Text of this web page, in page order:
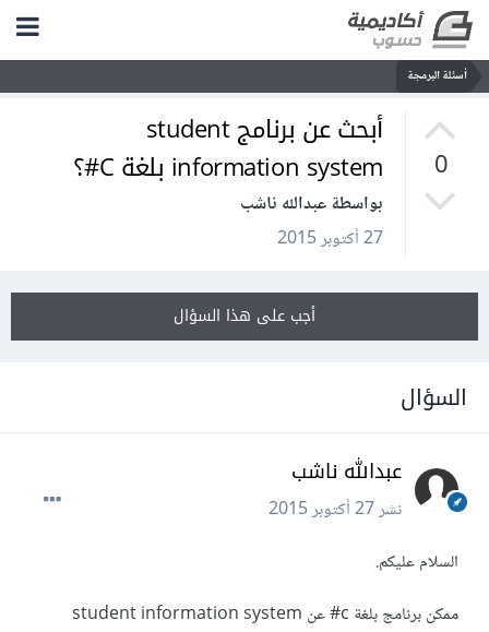
أسئلة البرمجة
0
أبحث عن برنامج student
information system بلغة C#؟
بواسطة عبدالله ناشب
27 أكتوبر 2015
أجب على هذا السؤال
السؤال
عبدالله ناشب
نشر27 أكتوبر 2015
السلام عليكم.
ممكن برنامج بلغة c# عن student information system